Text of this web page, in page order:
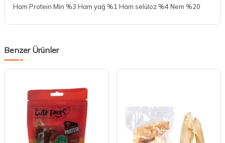
Ham Protein Min %3 Ham yağ %1 Ham selüloz %4 Nem %20
Benzer Ürünler